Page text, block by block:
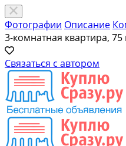
Фотографии Описание
3-комнатная квартира,
Связаться с автором